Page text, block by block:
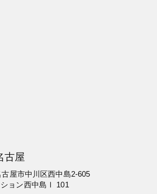
古屋
屋市中川区西中島2-605
ョン西中島Ⅰ 101